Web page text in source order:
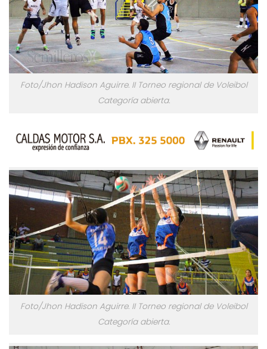
Foto/Jhon Hadison Aguirre. II Torneo regional de Voleibol
Categoría abierta.
Foto/Jhon Hadison Aguirre. II Torneo regional de Voleibol
Categoría abierta.